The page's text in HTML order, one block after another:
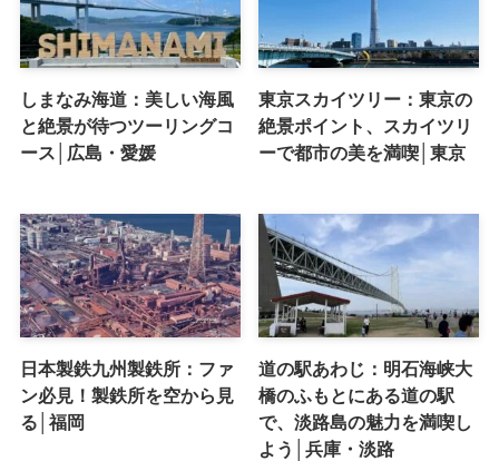
しまなみ海道：美しい海風
と絶景が待つツーリングコ
ース│広島・愛媛
東京スカイツリー：東京の
絶景ポイント、スカイツリ
ーで都市の美を満喫│東京
日本製鉄九州製鉄所：ファ
ン必見！製鉄所を空から見
る│福岡
道の駅あわじ：明石海峡大
橋のふもとにある道の駅
で、淡路島の魅力を満喫し
よう│兵庫・淡路